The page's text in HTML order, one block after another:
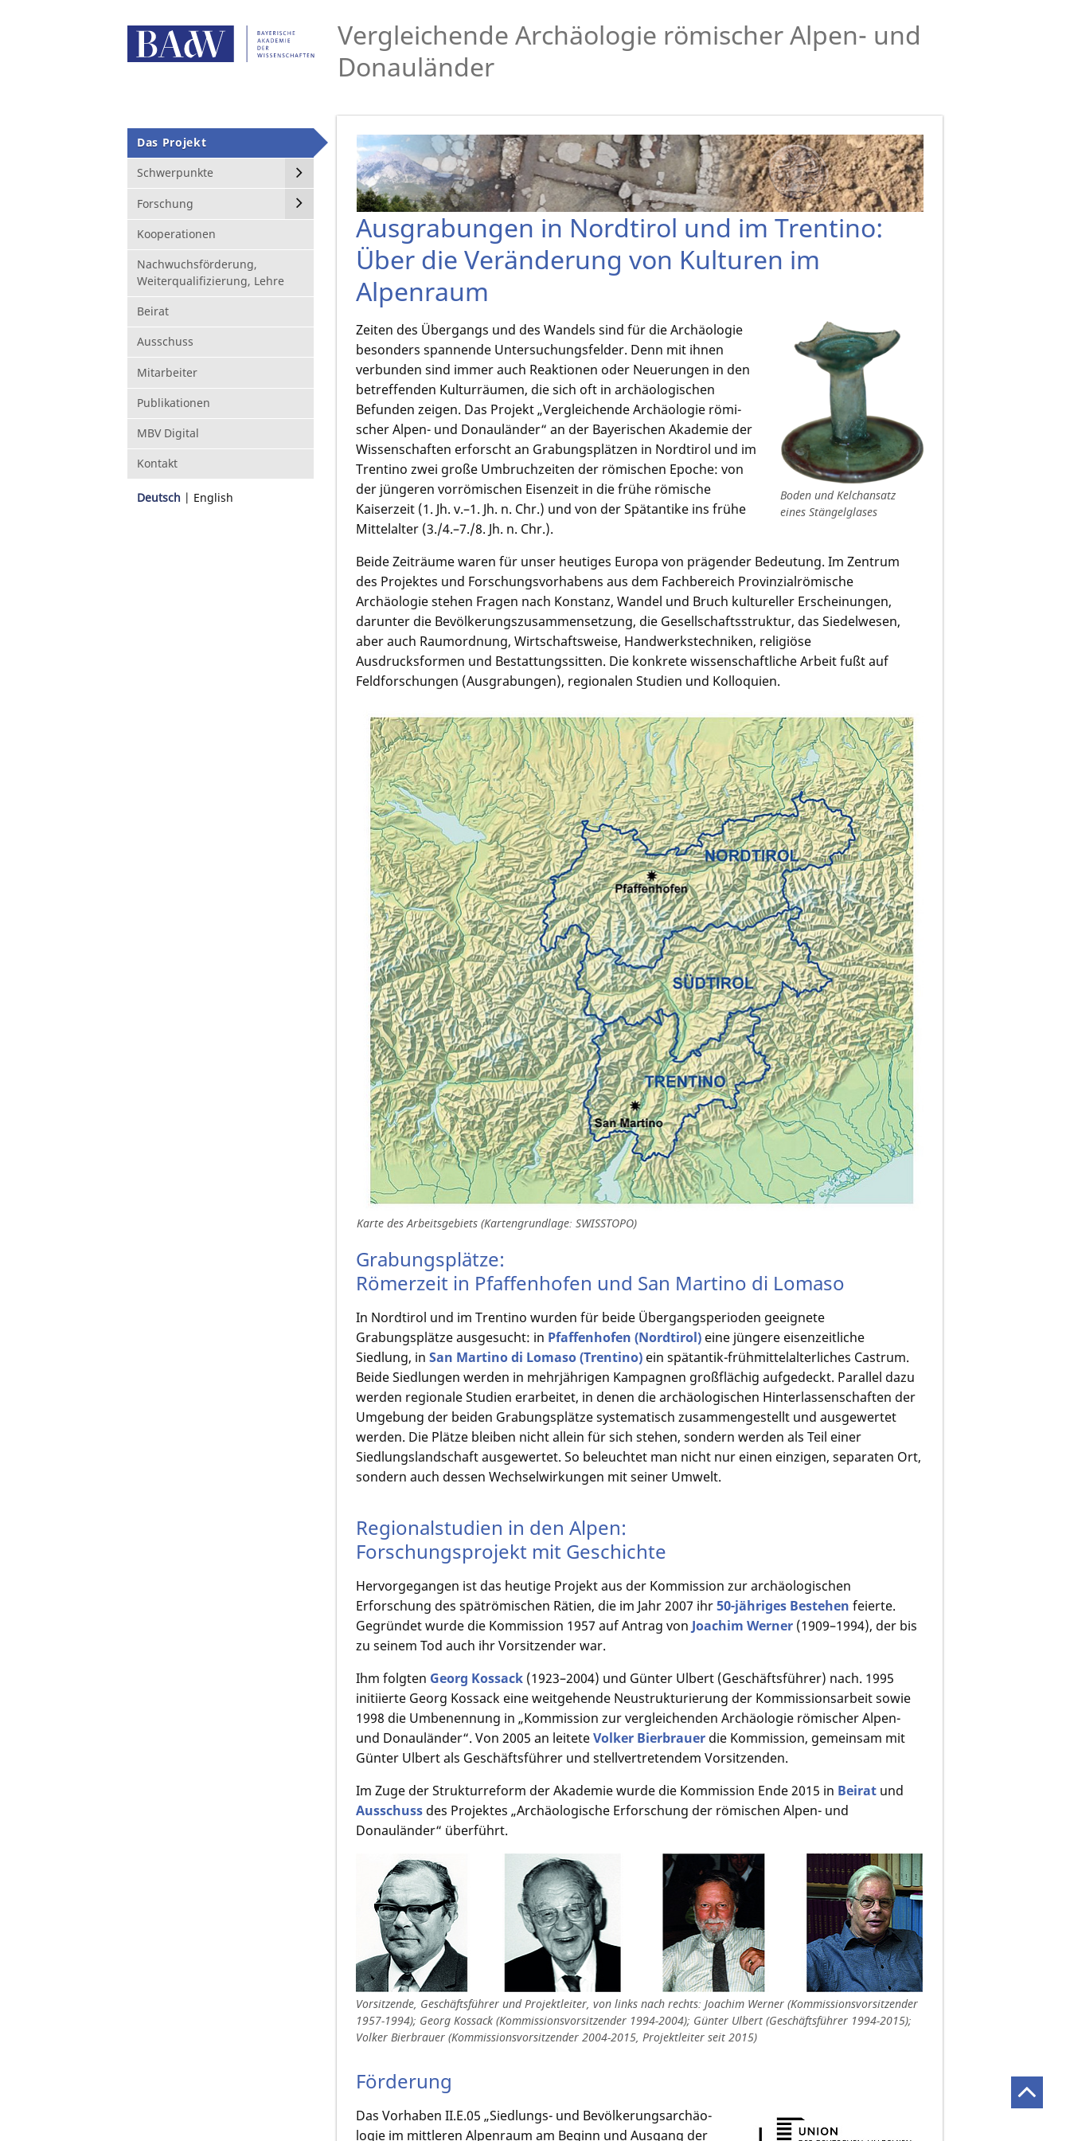
Vergleichende Archäologie römischer Alpen- und
Donauländer
Das Projekt
Schwerpunkte
Forschung
Kooperationen
Nachwuchsförderung,
Weiterqualifizierung, Lehre
Beirat
Ausschuss
Mitarbeiter
Publikationen
MBV Digital
Kontakt
Deutsch English
Ausgrabungen in Nordtirol und im Trentino:
Über die Veränderung von Kulturen im
Alpenraum
Boden und Kelchansatz
eines Stängelglases
Zeiten des Übergangs und des Wandels sind für die Archäologie
besonders spannende Untersuchungsfelder. Denn mit ihnen
verbunden sind immer auch Reaktionen oder Neuerungen in den
betreffenden Kulturräumen, die sich oft in archäologischen
Befunden zeigen. Das Projekt „Vergleichende Archäologie römi­
scher Alpen- und Donauländer“ an der Bayerischen Akademie der
Wissenschaften erforscht an Grabungsplätzen in Nordtirol und im
Trentino zwei große Umbruchzeiten der römischen Epoche: von
der jüngeren vorrömischen Eisenzeit in die frühe römische
Kaiserzeit (1. Jh. v.–1. Jh. n. Chr.) und von der Spätantike ins frühe
Mittelalter (3./4.–7./8. Jh. n. Chr.).
Beide Zeiträume waren für unser heutiges Europa von prägender Bedeutung. Im Zentrum
des Projektes und Forschungsvorhabens aus dem Fachbereich Provinzialrömische
Archäologie stehen Fragen nach Konstanz, Wandel und Bruch kultureller Erscheinungen,
darunter die Bevölkerungszusammensetzung, die Gesellschaftsstruktur, das Siedelwesen,
aber auch Raumordnung, Wirtschaftsweise, Handwerkstechniken, religiöse
Ausdrucksformen und Bestattungssitten. Die konkrete wissenschaftliche Arbeit fußt auf
Feldforschungen (Ausgrabungen), regionalen Studien und Kolloquien.
Karte des Arbeitsgebiets (Kartengrundlage: SWISSTOPO)
Grabungsplätze:
Römerzeit in Pfaffenhofen und San Martino di Lomaso
In Nordtirol und im Trentino wurden für beide Übergangsperioden geeignete
Grabungsplätze ausgesucht: in Pfaffenhofen (Nordtirol) eine jüngere eisenzeitliche
Siedlung, inSan Martino di Lomaso (Trentino) ein spätantik-frühmittelalterliches Castrum.
Beide Siedlungen werden in mehrjährigen Kampagnen großflächig aufgedeckt. Parallel dazu
werden regionale Studien erarbeitet, in denen die archäologischen Hinterlassenschaften der
Umgebung der beiden Grabungsplätze systematisch zusammengestellt und ausgewertet
werden. Die Plätze bleiben nicht allein für sich stehen, sondern werden als Teil einer
Siedlungslandschaft ausgewertet. So beleuchtet man nicht nur einen einzigen, separaten Ort,
sondern auch dessen Wechselwirkungen mit seiner Umwelt.
Regionalstudien in den Alpen:
Forschungsprojekt mit Geschichte
Hervorgegangen ist das heutige Projekt aus der Kommission zur archäologischen
Erforschung des spätrömischen Rätien, die im Jahr 2007 ihr50-jähriges Bestehen feierte.
Gegründet wurde die Kommission 1957 auf Antrag von Joachim Werner (1909–1994), der bis
zu seinem Tod auch ihr Vorsitzender war.
Ihm folgten Georg Kossack (1923–2004) und Günter Ulbert (Geschäftsführer) nach. 1995
initiierte Georg Kossack eine weitgehende Neustrukturierung der Kommissionsarbeit sowie
1998 die Umbenennung in „Kommission zur vergleichenden Archäologie römischer Alpen-
und Donauländer“. Von 2005 an leiteteVolker Bierbrauer die Kommission, gemeinsam mit
Günter Ulbert als Geschäftsführer und stellvertretendem Vorsitzenden.
Im Zuge der Strukturreform der Akademie wurde die Kommission Ende 2015 in Beirat und
Ausschuss des Projektes „Archäologische Erforschung der römischen Alpen- und
Donauländer“ überführt.
Vorsitzende, Geschäftsführer und Projektleiter, von links nach rechts: Joachim Werner (Kommissionsvorsitzender
1957-1994); Georg Kossack (Kommissionsvorsitzender 1994-2004); Günter Ulbert (Geschäftsführer 1994-2015);
Volker Bierbrauer (Kommissionsvorsitzender 2004-2015, Projektleiter seit 2015)
Förderung
Das Vorhaben II.E.05 „Siedlungs- und Bevölkerungs­archäo­
logie im mittleren Alpenraum am Beginn und Ausgang der